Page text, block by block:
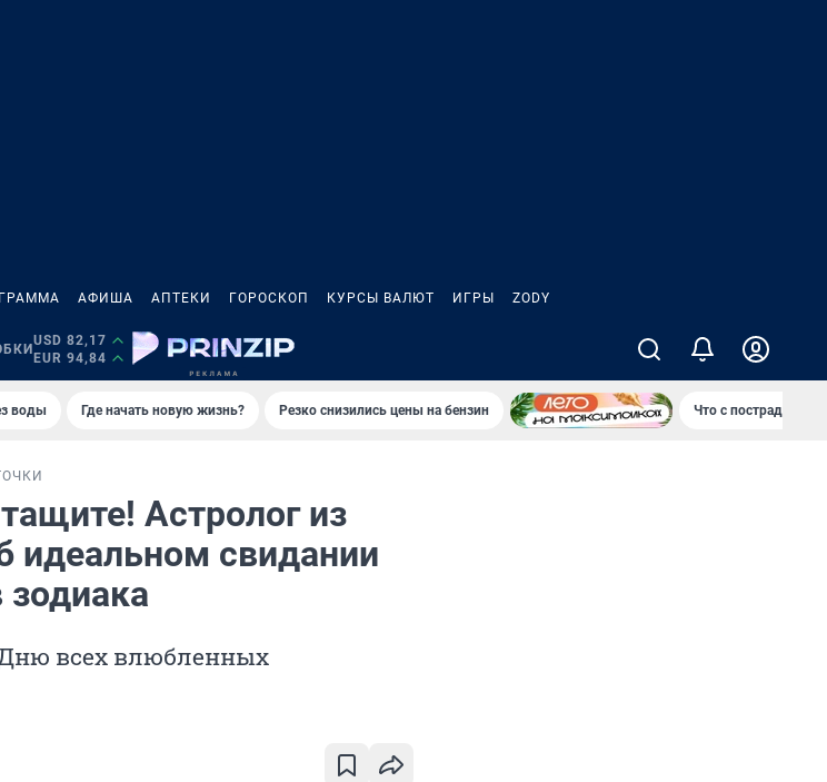
АФИША АПТЕКИ ГОРОСКОП КУРСЫ ВАЛЮТ ИГРЫ ZODY
USD 82,17
EUR 94,84
воды Где начать новую жизнь? Резко снизились цены на бензин Что с
Астролог из
идеальном свидании
всех влюбленных